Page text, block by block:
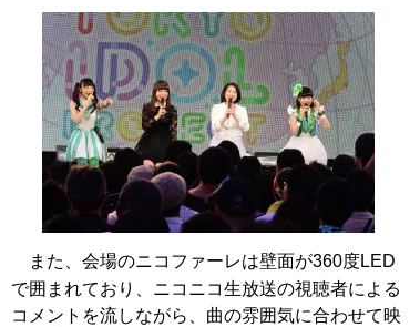
また、会場のニコファーレは壁面が360度LED
で囲まれており、ニコニコ生放送の視聴者による
コメントを流しながら、曲の雰囲気に合わせて映